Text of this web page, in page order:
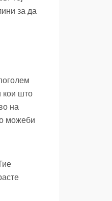
за да
кои што
на
можеби